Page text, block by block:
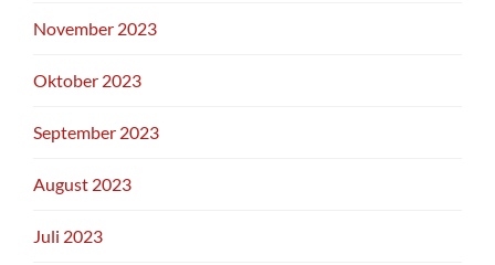
November 2023
Oktober 2023
September 2023
August 2023
Juli 2023